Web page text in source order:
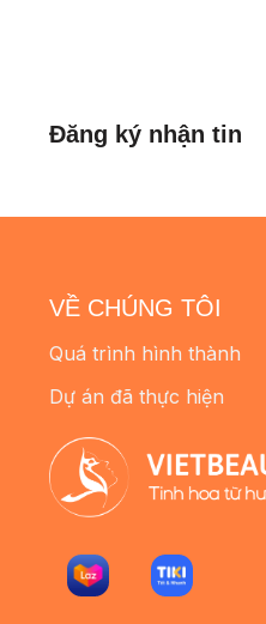
Đăng ký nhận tin
VỀ CHÚNG TÔI
Quá trình hình thành
Dự án đã thực hiện